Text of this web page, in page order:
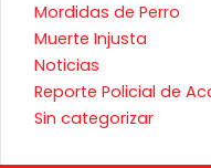
Mordidas de Perro
Muerte Injusta
Noticias
Reporte Policial de
Sin categorizar